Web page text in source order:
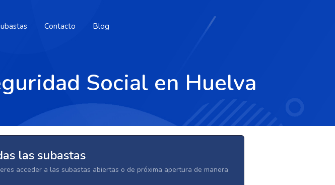
Contacto Blog
Social en Huelva
las subastas
acceder a las subastas abiertas o de próxima apertura de manera